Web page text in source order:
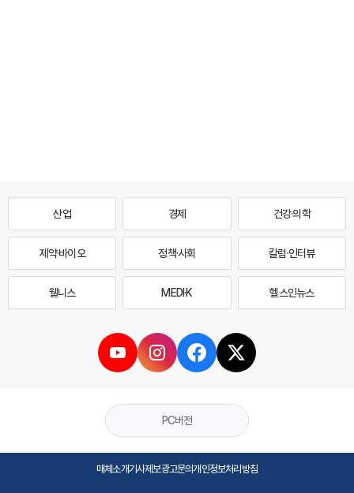
산업 경제 건강·의학
제약·바이오 정책·사회 칼럼·인터뷰
웰니스 MEDI·K 헬스인뉴스
PC버전
매체소개기사제보광고문의개인정보처리방침